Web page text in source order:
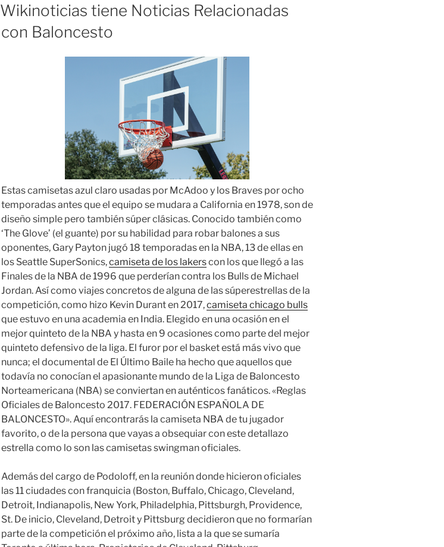
EL
Wikinoticias tiene Noticias Relacionadas
con Baloncesto
Estas camisetas azul claro usadas por McAdoo y los Braves por ocho
temporadas antes que el equipo se mudara a California en 1978, son de
diseño simple pero también súper clásicas. Conocido también como
‘The Glove’ (el guante) por su habilidad para robar balones a sus
oponentes, Gary Payton jugó 18 temporadas en la NBA, 13 de ellas en
los Seattle SuperSonics,camiseta de los lakerscon los que llegó a las
Finales de la NBA de 1996 que perderían contra los Bulls de Michael
Jordan. Así como viajes concretos de alguna de las súperestrellas de la
competición, como hizo Kevin Durant en 2017,camiseta chicago bulls
que estuvo en una academia en India. Elegido en una ocasión en el
mejor quinteto de la NBA y hasta en 9 ocasiones como parte del mejor
quinteto defensivo de la liga. El furor por el basket está más vivo que
nunca; el documental de El Último Baile ha hecho que aquellos que
todavía no conocían el apasionante mundo de la Liga de Baloncesto
Norteamericana (NBA) se conviertan en auténticos fanáticos. «Reglas
Oficiales de Baloncesto 2017. FEDERACIÓN ESPAÑOLA DE
BALONCESTO». Aquí encontrarás la camiseta NBA de tu jugador
favorito, o de la persona que vayas a obsequiar con este detallazo
estrella como lo son las camisetas swingman oficiales.
Además del cargo de Podoloff, en la reunión donde hicieron oficiales
las 11 ciudades con franquicia (Boston, Buffalo, Chicago, Cleveland,
Detroit, Indianapolis, New York, Philadelphia, Pittsburgh, Providence,
St. De inicio, Cleveland, Detroit y Pittsburg decidieron que no formarían
parte de la competición el próximo año, lista a la que se sumaría